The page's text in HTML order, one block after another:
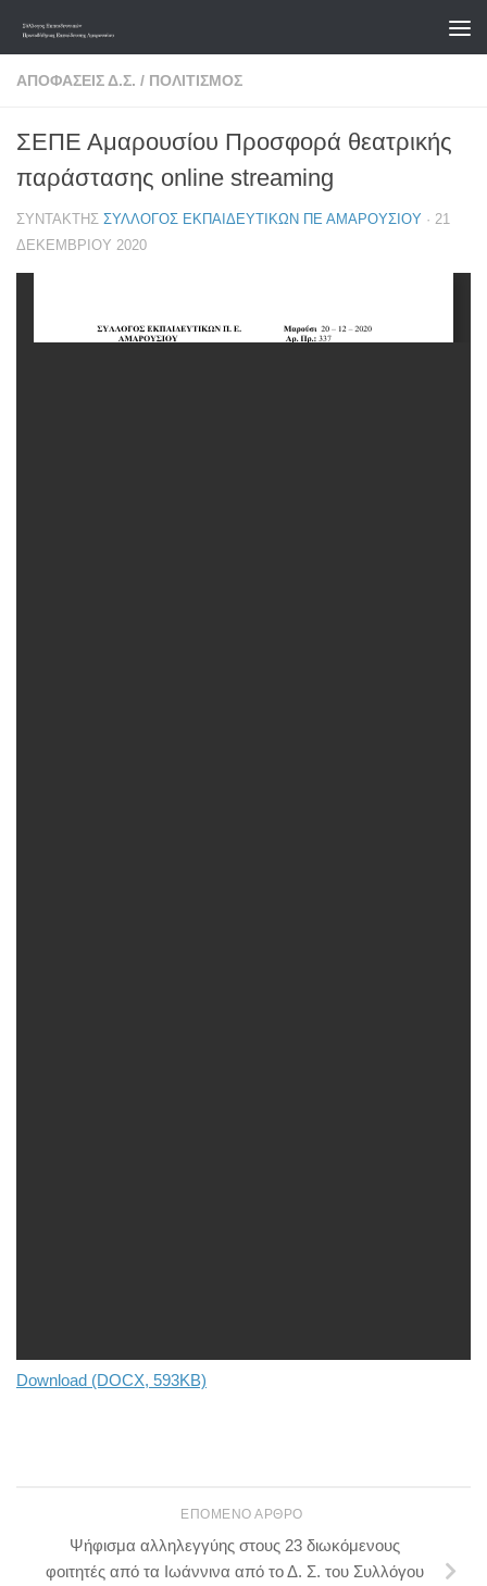
Skip to content
ΑΠΟΦΆΣΕΙΣ Δ.Σ. / ΠΟΛΙΤΙΣΜΌΣ
ΣΕΠΕ Αμαρουσίου Προσφορά θεατρικής
παράστασης online streaming
ΣΥΝΤΆΚΤΗΣ ΣΎΛΛΟΓΟΣ ΕΚΠΑΙΔΕΥΤΙΚΏΝ ΠΕ ΑΜΑΡΟΥΣΊΟΥ · 21
ΔΕΚΕΜΒΡΊΟΥ 2020
Download (DOCX, 593KB)
ΕΠΌΜΕΝΟ ΆΡΘΡΟ
Ψήφισμα αλληλεγγύης στους 23 διωκόμενους
φοιτητές από τα Ιωάννινα από το Δ. Σ. του Συλλόγου